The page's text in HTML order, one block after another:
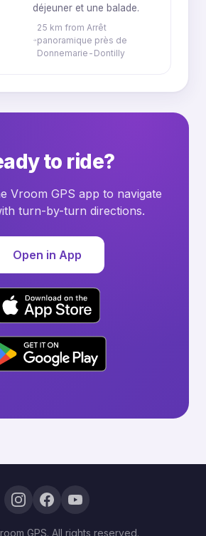
déjeuner et une balade.
25 km from Arrêt
panoramique près de
Donnemarie-Dontilly
to ride?
Vroom GPS app to navigate
turn-by-turn directions.
Open in App
GPS. All rights reserved.